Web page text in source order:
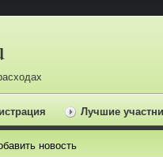
Лучшие
новость